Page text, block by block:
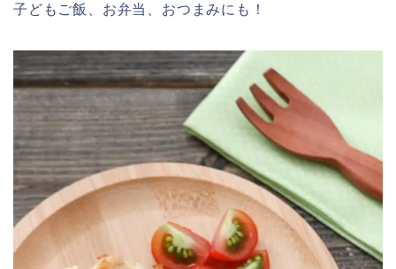
子どもご飯、お弁当、おつまみにも！